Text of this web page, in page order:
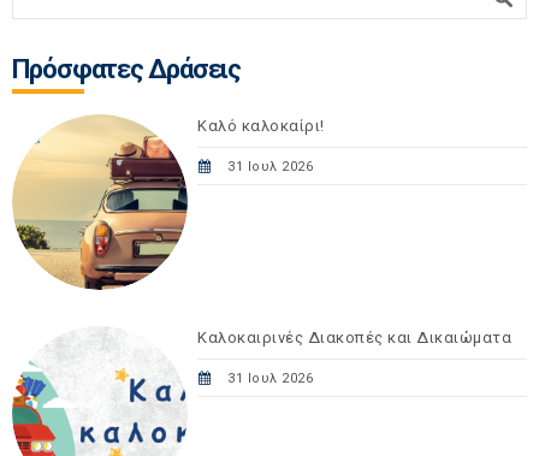
Πρόσφατες Δράσεις
Καλό καλοκαίρι!
31 Ιουλ 2026
Καλοκαιρινές Διακοπές και Δικαιώματα
31 Ιουλ 2026